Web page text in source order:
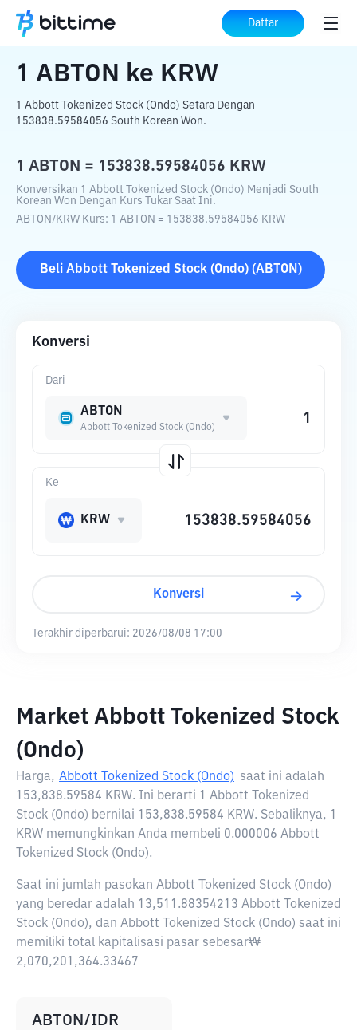
Daftar
Beranda Konverter Kripto ABTON KRW
1 ABTON ke KRW
1 Abbott Tokenized Stock (Ondo) Setara Dengan
153838.59584056 South Korean Won.
1 ABTON = 153838.59584056 KRW
Konversikan 1 Abbott Tokenized Stock (Ondo) Menjadi South
Korean Won Dengan Kurs Tukar Saat Ini.
ABTON/KRW Kurs: 1 ABTON = 153838.59584056 KRW
Beli Abbott Tokenized Stock (Ondo)(ABTON )
Konversi
Dari
ABTON
Abbott Tokenized Stock (Ondo)
Ke
KRW
Konversi
Terakhir diperbarui: 2026/08/08 17:00
Market Abbott Tokenized Stock
(Ondo)
Harga, Abbott Tokenized Stock (Ondo) saat ini adalah
153,838.59584 KRW. Ini berarti 1 Abbott Tokenized
Stock (Ondo) bernilai 153,838.59584 KRW. Sebaliknya, 1
KRW memungkinkan Anda membeli 0.000006 Abbott
Tokenized Stock (Ondo).
Saat ini jumlah pasokan Abbott Tokenized Stock (Ondo)
yang beredar adalah 13,511.88354213 Abbott Tokenized
Stock (Ondo), dan Abbott Tokenized Stock (Ondo) saat ini
memiliki total kapitalisasi pasar sebesar₩
2,070,201,364.33467
ABTON/IDR